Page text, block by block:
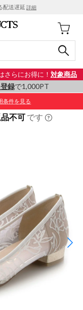
配送遅延 詳細
さらにお得に！ 対象商品
録で1,000PT
条件を見る
不可 です